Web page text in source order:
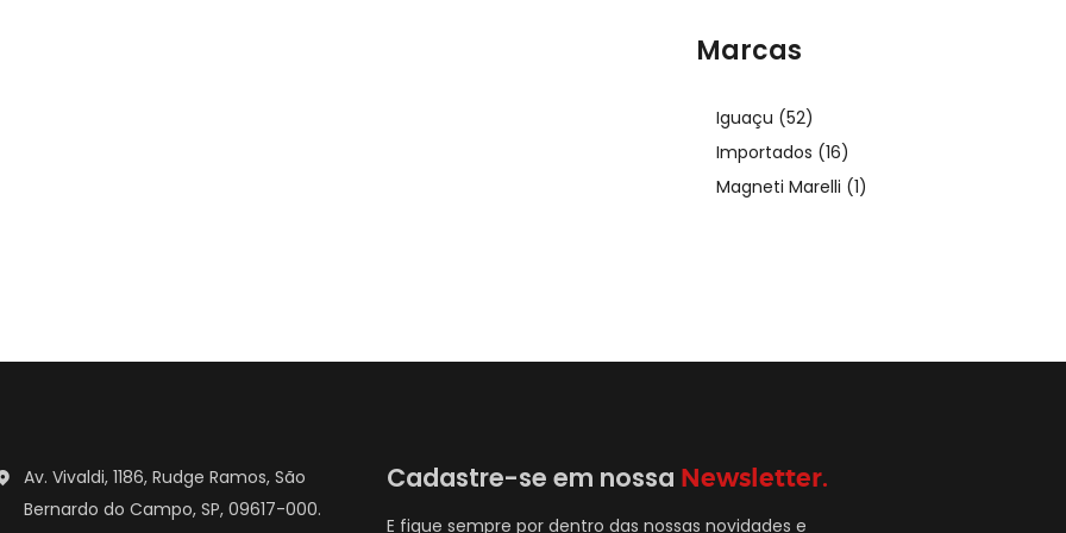
Marcas
Iguaçu (52)
Importados (16)
Magneti Marelli (1)
Av. Vivaldi, 1186, Rudge Ramos, São
Bernardo do Campo, SP, 09617-000.
Cadastre-se em nossa Newsletter.
E fique sempre por dentro das nossas novidades e